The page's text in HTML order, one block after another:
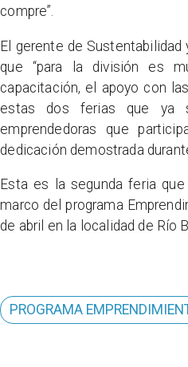
compre”.
El gerente de
que “para la división es
capacitación, el apoyo con
estas dos ferias que ya
emprendedoras que
dedicación demostrada
Esta es la segunda feria
marco del programa
de abril en la localidad de Río
PROGRAMA